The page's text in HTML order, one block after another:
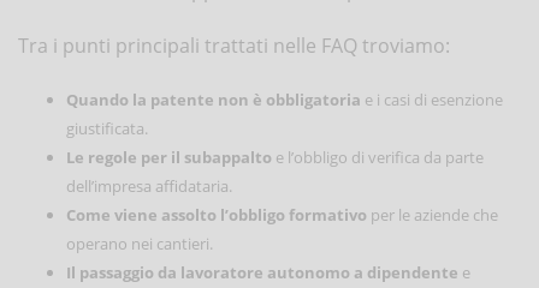
Tra i punti principali trattati nelle FAQ troviamo:
Quando la patente non è obbligatoria e i casi di esenzione
giustificata.
Le regole per il subappalto e l’obbligo di verifica da parte
dell’impresa affidataria.
Come viene assolto l’obbligo formativo per le aziende che
operano nei cantieri.
Il passaggio da lavoratore autonomo a dipendente e